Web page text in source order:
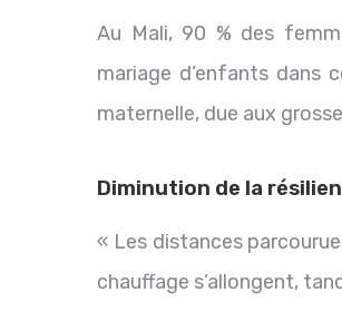
Au Mali, 90 % des
mariage d’enfants dans
maternelle, due aux
Diminution de la
« Les distances
chauffage s’allongent,